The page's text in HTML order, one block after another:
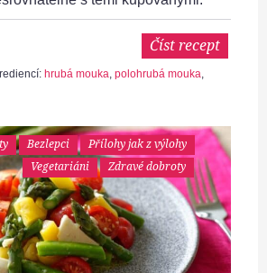
Číst recept
hrubá mouka, polohrubá mouka,
Bezlepci
Přílohy jak z výlohy
Vegetariáni
Zdravé dobroty